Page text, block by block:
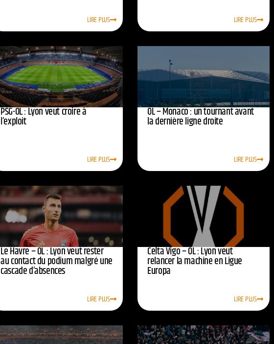
LIRE PLUS LIRE PLUS
PSG-OL : Lyon veut croire à
l’exploit
LIRE PLUS
OL – Monaco : un tournant avant
la dernière ligne droite
LIRE PLUS
Le Havre – OL : Lyon veut rester
au contact du podium malgré une
cascade d’absences
LIRE PLUS
Celta Vigo – OL : Lyon veut
relancer la machine en Ligue
Europa
LIRE PLUS